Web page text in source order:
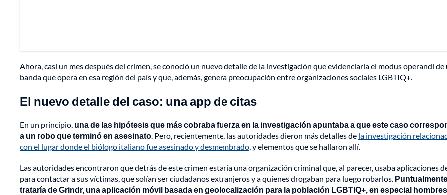
Ahora, casi un mes después del crimen, se conoció un nuevo detalle de la investigación que evidenciaría el modus operandi de
banda que opera en esa región del país y que, además, genera preocupación entre organizaciones sociales LGBTIQ+.
El nuevo detalle del caso: una app de citas
En un principio, una de las hipótesis que más cobraba fuerza en la investigación apuntaba a que este caso
a un robo que terminó en asesinato. Pero, recientemente, las autoridades dieron más detalles de la investigación
con el lugar donde el biólogo italiano fue asesinado y desmembrado, y elementos que se hallaron allí.
Las autoridades encontraron que detrás de este crimen estaría una organización criminal que, al parecer, usaba aplicaciones
para contactar a sus víctimas, que solían ser ciudadanos extranjeros y a quienes drogaban para luego robarlos.
trataría de Grindr, una aplicación móvil basada en geolocalización para la población LGBTIQ+, en especial